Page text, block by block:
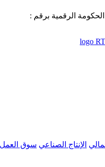
الرقمية برقم :
الإنتاج الصناعي سوق العمل